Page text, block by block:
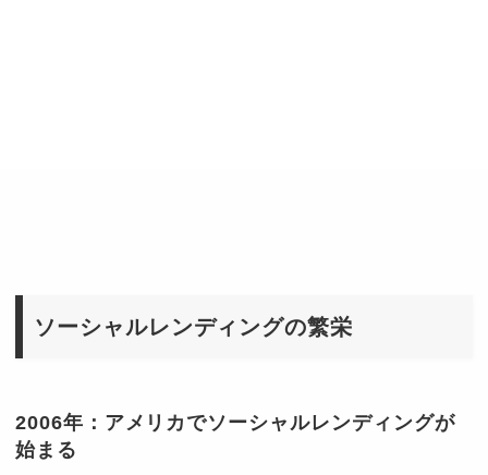
ソーシャルレンディングの繁栄
2006年：アメリカでソーシャルレンディングが
始まる